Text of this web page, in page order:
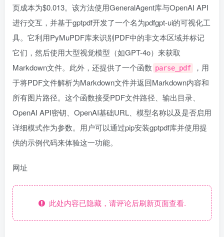
页成本为$0.013。该方法使用GeneralAgent库与OpenAI API
进行交互，并基于gptpdf开发了一个名为pdfgpt-ui的可视化工
具。它利用PyMuPDF库来识别PDF中的非文本区域并标记
它们，然后使用大型视觉模型（如GPT-4o）来获取
Markdown文件。此外，还提供了一个函数 parse_pdf
，用
于将PDF文件解析为Markdown文件并返回Markdown内容和
所有图片路径。这个函数接受PDF文件路径、输出目录、
OpenAI API密钥、OpenAI基础URL、模型名称以及是否启用
详细模式作为参数。用户可以通过pip安装gptpdf库并使用提
供的示例代码来体验这一功能。
网址
此处内容已隐藏，请评论后刷新页面查看.